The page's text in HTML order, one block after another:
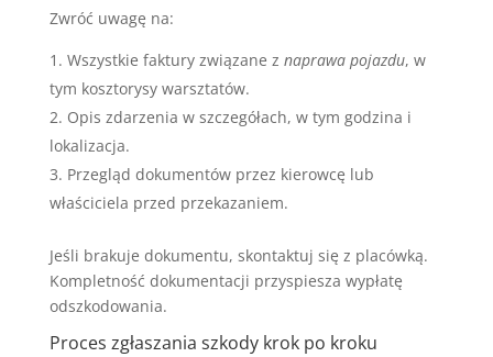
Zwróć uwagę na:
Wszystkie faktury związane z naprawa pojazdu, w
tym kosztorysy warsztatów.
Opis zdarzenia w szczegółach, w tym godzina i
lokalizacja.
Przegląd dokumentów przez kierowcę lub
właściciela przed przekazaniem.
Jeśli brakuje dokumentu, skontaktuj się z placówką.
Kompletność dokumentacji przyspiesza wypłatę
odszkodowania.
Proces zgłaszania szkody krok po kroku